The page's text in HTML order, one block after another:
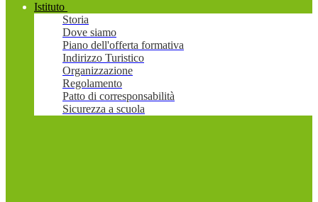
Istituto
Storia
Dove siamo
Piano dell'offerta formativa
Indirizzo Turistico
Organizzazione
Regolamento
Patto di corresponsabilità
Sicurezza a scuola